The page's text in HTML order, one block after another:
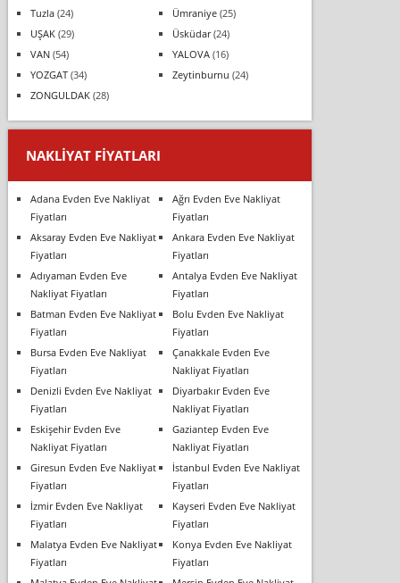
Tuzla(24) Ümraniye(25)
UŞAK(29) Üsküdar(24)
VAN(54) YALOVA(16)
YOZGAT(34) Zeytinburnu (24)
ZONGULDAK(28)
NAKLIYAT FIYATLARI
Adana Evden Eve Nakliyat
Fiyatları
Ağrı Evden Eve Nakliyat
Fiyatları
Aksaray Evden Eve Nakliyat
Fiyatları
Ankara Evden Eve Nakliyat
Fiyatları
Adıyaman Evden Eve
Nakliyat Fiyatları
Antalya Evden Eve Nakliyat
Fiyatları
Batman Evden Eve Nakliyat
Fiyatları
Bolu Evden Eve Nakliyat
Fiyatları
Bursa Evden Eve Nakliyat
Fiyatları
Çanakkale Evden Eve
Nakliyat Fiyatları
Denizli Evden Eve Nakliyat
Fiyatları
Diyarbakır Evden Eve
Nakliyat Fiyatları
Eskişehir Evden Eve
Nakliyat Fiyatları
Gaziantep Evden Eve
Nakliyat Fiyatları
Giresun Evden Eve Nakliyat
Fiyatları
İstanbul Evden Eve Nakliyat
Fiyatları
İzmir Evden Eve Nakliyat
Fiyatları
Kayseri Evden Eve Nakliyat
Fiyatları
Malatya Evden Eve Nakliyat
Fiyatları
Konya Evden Eve Nakliyat
Fiyatları